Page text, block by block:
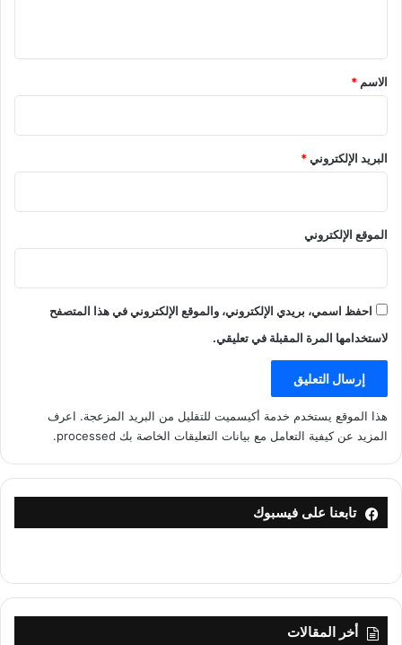
*
الاسم *
البريد الإلكتروني*
الموقع الإلكتروني
احفظ اسمي، بريدي الإلكتروني، والموقع الإلكتروني في هذا المتصفح
لاستخدامها المرة المقبلة في تعليقي.
هذا الموقع يستخدم خدمة أكيسميت للتقليل من البريد المزعجة. اعرف
المزيد عن كيفية التعامل مع بيانات التعليقات الخاصة بك processed
.
تابعنا على فيسبوك
أخر المقالات